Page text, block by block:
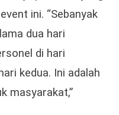
ini. “Sebanyak
dua hari
di hari
kedua. Ini adalah
masyarakat,”